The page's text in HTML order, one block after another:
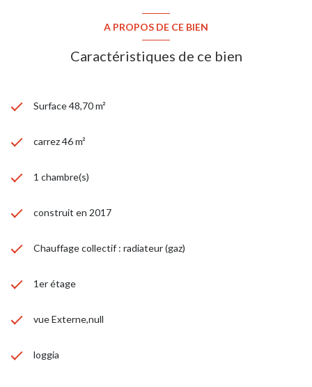
A PROPOS DE CE BIEN
Caractéristiques de ce bien
Surface 48,70 m²
carrez 46 m²
1 chambre(s)
construit en 2017
Chauffage collectif : radiateur (gaz)
1er étage
vue Externe,null
loggia